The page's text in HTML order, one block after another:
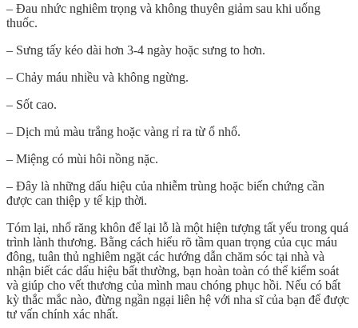
– Đau nhức nghiêm trọng và không thuyên giảm sau khi uống
thuốc.
– Sưng tấy kéo dài hơn 3-4 ngày hoặc sưng to hơn.
– Chảy máu nhiều và không ngừng.
– Sốt cao.
– Dịch mủ màu trắng hoặc vàng rỉ ra từ ổ nhổ.
– Miệng có mùi hôi nồng nặc.
– Đây là những dấu hiệu của nhiễm trùng hoặc biến chứng cần
được can thiệp y tế kịp thời.
Tóm lại, nhổ răng khôn để lại lỗ là một hiện tượng tất yếu trong quá
trình lành thương. Bằng cách hiểu rõ tầm quan trọng của cục máu
đông, tuân thủ nghiêm ngặt các hướng dẫn chăm sóc tại nhà và
nhận biết các dấu hiệu bất thường, bạn hoàn toàn có thể kiểm soát
và giúp cho vết thương của mình mau chóng phục hồi. Nếu có bất
kỳ thắc mắc nào, đừng ngần ngại liên hệ với nha sĩ của bạn để được
tư vấn chính xác nhất.